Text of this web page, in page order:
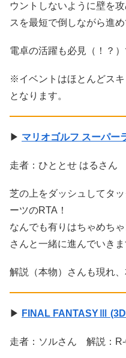
ウントしないように壁を
スを最短で倒しながら進め
電卓の活躍も必見（！？）
※イベントはほとんどス
となります。
▶ マリオゴルフ スーパー
走者：ひととせ はるさん
芝の上をダッシュしてタ
ーツのRTA！
なんでも有りはちゃめち
さんと一緒に進んでいきま
解説（本物）さんも現れ
▶ FINAL FANTASYⅢ
走者：ソルさん 解説：